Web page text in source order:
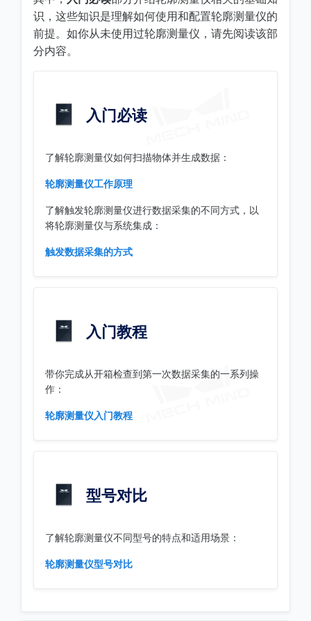
识，这些知识是理解如何使用和配置轮廓测量仪的
前提。如你从未使用过轮廓测量仪，请先阅读该部
分内容。
入门必读
了解轮廓测量仪如何扫描物体并生成数据：
轮廓测量仪工作原理
了解触发轮廓测量仪进行数据采集的不同方式，以
将轮廓测量仪与系统集成：
触发数据采集的方式
入门教程
带你完成从开箱检查到第一次数据采集的一系列操
作：
轮廓测量仪入门教程
型号对比
了解轮廓测量仪不同型号的特点和适用场景：
轮廓测量仪型号对比